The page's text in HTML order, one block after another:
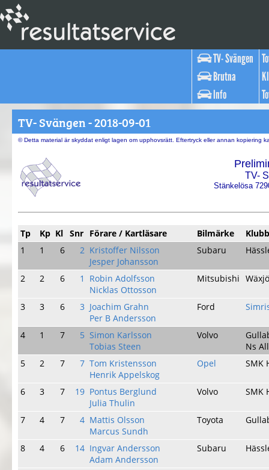
TV- Svängen
Brutna
Info
TV- Svängen - 2018-09-01
© Detta material är skyddat enligt lagen om upphovsrätt. Eftertryck eller annan kopiering
TV-
Stänkelösa
Tp Kp Kl Snr Förare / Kartläsare Bilmärke
1
1 6 2 Kristoffer Nilsson
Jesper Johansson
Subaru
2 2 6 1
Robin Adolfsson
Nicklas Ottosson
Mitsubishi
3 3 6 3 Joachim Grahn
Per B Andersson
Ford
4 1 7 5 Simon Karlsson
Tobias Steen
Volvo
Ns
5
2 7 7 Tom Kristensson
Henrik Appelskog
Opel SMK
6 3 7 19 Pontus Berglund
Julia Thulin
Volvo SMK
7 4 7 4 Mattis Olsson
Marcus Sundh
Toyota
8 4 6 14 Ingvar Andersson
Adam Andersson
Subaru